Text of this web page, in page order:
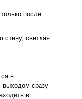
после
стену, светлая
в
выходом сразу
в